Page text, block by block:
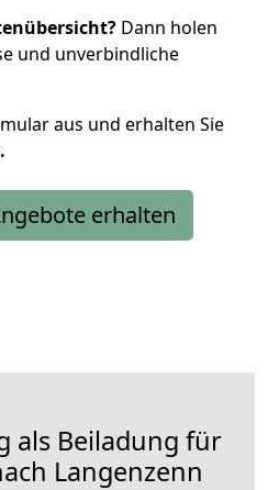
Dann holen
und unverbindliche
aus und erhalten Sie
erhalten
als Beiladung für
Langenzenn